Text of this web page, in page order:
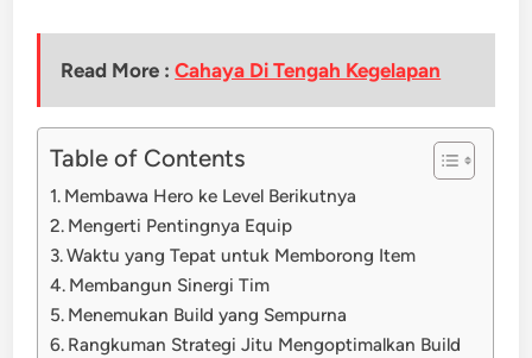
Read More :Cahaya Di Tengah Kegelapan
Table of Contents
Membawa Hero ke Level Berikutnya
Mengerti Pentingnya Equip
Waktu yang Tepat untuk Memborong Item
Membangun Sinergi Tim
Menemukan Build yang Sempurna
Rangkuman Strategi Jitu Mengoptimalkan Build